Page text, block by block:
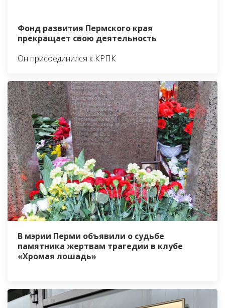
Фонд развития Пермского края
прекращает свою деятельность
Он присоединился к КРПК
В мэрии Перми объявили о судьбе
памятника жертвам трагедии в клубе
«Хромая лошадь»